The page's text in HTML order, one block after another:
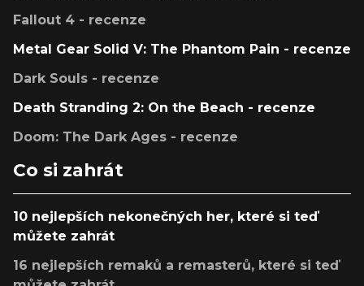
Fallout 4 - recenze
Metal Gear Solid V: The Phantom Pain - recenze
Dark Souls - recenze
Death Stranding 2: On the Beach - recenze
Doom: The Dark Ages - recenze
Co si zahrát
10 nejlepších nekonečných her, které si teď
můžete zahrát
16 nejlepších remaků a remasterů, které si teď